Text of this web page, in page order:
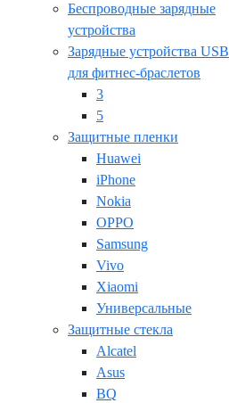
Беспроводные зарядные
устройства
Зарядные устройства USB
для фитнес-браслетов
3
5
Защитные пленки
Huawei
iPhone
Nokia
OPPO
Samsung
Vivo
Xiaomi
Универсальные
Защитные стекла
Alcatel
Asus
BQ